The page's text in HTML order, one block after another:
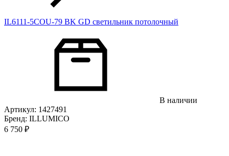
IL6111-5COU-79 BK GD светильник потолочный
В наличии
Артикул: 1427491
Бренд: ILLUMICO
6 750 ₽